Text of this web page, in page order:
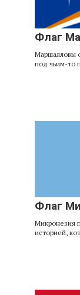
Флаг
Маршалловы
под чьим-то
Флаг
Микронезия
историей,